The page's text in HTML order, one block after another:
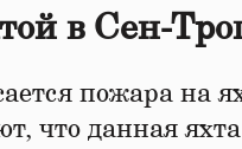
в Сен-
пожара на
что данная